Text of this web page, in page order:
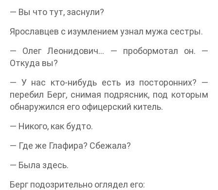
— Вы что тут, заснули?
Ярославцев с изумлением узнал мужа сестры.
— Олег Леонидович… — пробормотал он. —
Откуда вы?
— У нас кто-нибудь есть из посторонних? —
перебил Берг, снимая подрясник, под которым
обнаружился его офицерский китель.
— Никого, как будто.
— Где же Глафира? Сбежала?
— Была здесь.
Берг подозрительно оглядел его: